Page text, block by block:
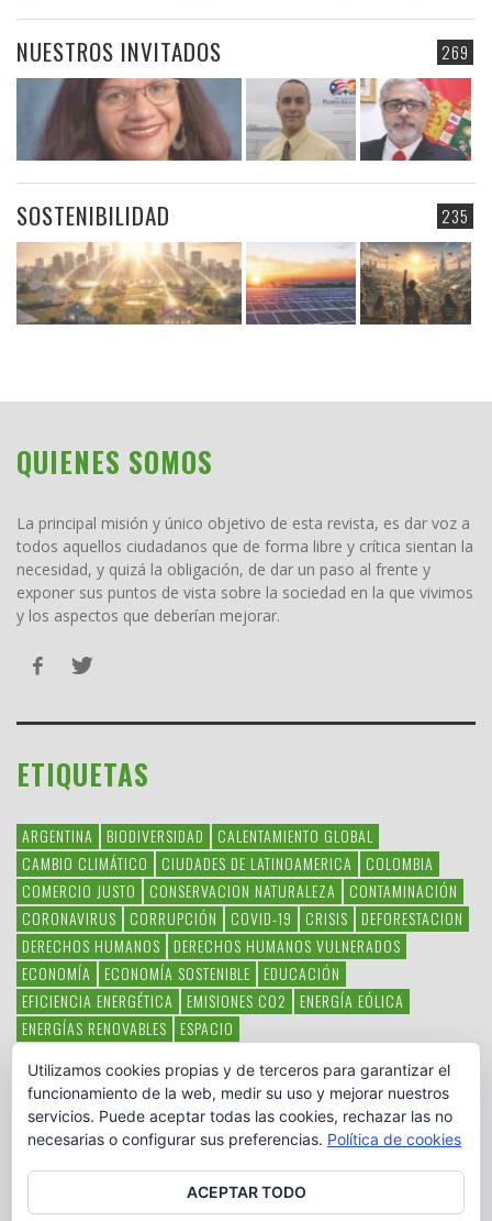
269
NUESTROS INVITADOS
235
SOSTENIBILIDAD
QUIENES SOMOS
La principal misión y único objetivo de esta revista, es dar voz a
todos aquellos ciudadanos que de forma libre y crítica sientan la
necesidad, y quizá la obligación, de dar un paso al frente y
exponer sus puntos de vista sobre la sociedad en la que vivimos
y los aspectos que deberían mejorar.
ETIQUETAS
ARGENTINA BIODIVERSIDAD
CALENTAMIENTO GLOBAL
CAMBIO CLIMÁTICO
CIUDADES DE LATINOAMERICA
COLOMBIA
COMERCIO JUSTO
CONSERVACION NATURALEZA
CONTAMINACIÓN
CORONAVIRUS
CORRUPCIÓN COVID-19 CRISIS
DEFORESTACION
DERECHOS HUMANOS
DERECHOS HUMANOS VULNERADOS
ECONOMÍA
ECONOMÍA SOSTENIBLE
EDUCACIÓN
EFICIENCIA ENERGÉTICA
EMISIONES CO2
ENERGÍA EÓLICA
ENERGÍAS RENOVABLES
ESPACIO
HAMBRE LATINOAMÉRICA MEDIO AMBIENTE
MÉXICO
OBJETIVOS DEL MILENIO
ONGS PAZ POBREZA POESÍA
POLITICA
PUEBLOS INDÍGENAS RSC RSE
SOBERANÍA ALIMENTARIA
SOLIDARIDAD SOSTENIBILIDAD TECNOLOGÍA VERTIDO PETROLEO
Utilizamos cookies propias y de terceros para garantizar el
funcionamiento de la web, medir su uso y mejorar nuestros
servicios. Puede aceptar todas las cookies, rechazar las no
necesarias o configurar sus preferencias. Política de cookies
ACEPTAR TODO